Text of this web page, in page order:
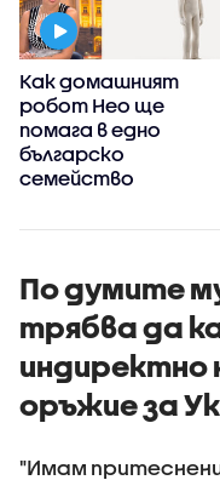
Как домашният
робот Нео ще
помага в едно
българско
семейство
По думите
трябва да
индиректно
оръжие за
"Имам